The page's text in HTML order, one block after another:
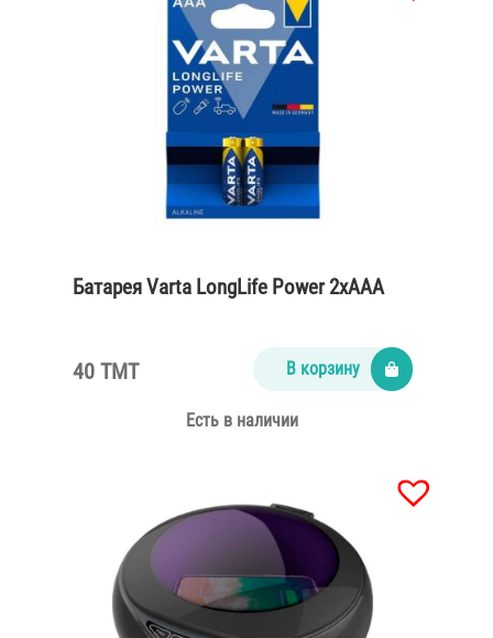
Батарея Varta LongLife Power 2xAAA
40 TMT В корзину
Есть в наличии